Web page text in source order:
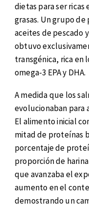
dietas para ser
grasas. Un grupo
aceites de pescado
obtuvo
transgénica, rica en
omega-3 EPA y DHA.
A medida que los
evolucionaban para
El alimento inicial
mitad de proteínas
porcentaje de
proporción de
que avanzaba el
aumento en el
demostrando un